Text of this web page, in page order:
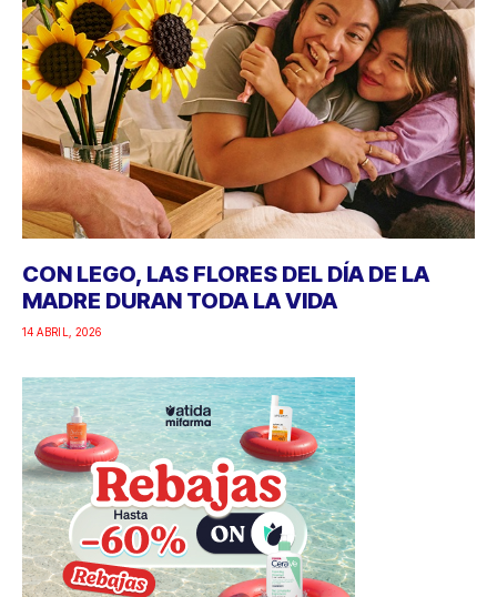
CON LEGO, LAS FLORES DEL DÍA DE LA
MADRE DURAN TODA LA VIDA
14 ABRIL, 2026